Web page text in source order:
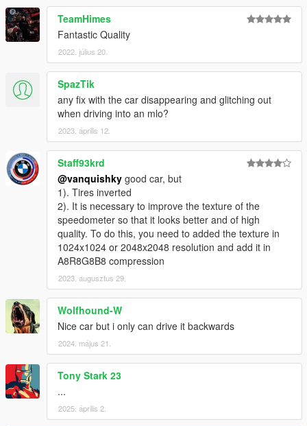
TeamHimes
Fantastic Quality
2022. július 20.
SpazTik
any fix with the car disappearing and glitching out
when driving into an mlo?
2023. április 12.
Staff93krd
@vanquishky good car, but
1). Tires inverted
2). It is necessary to improve the texture of the
speedometer so that it looks better and of high
quality. To do this, you need to added the texture in
1024x1024 or 2048x2048 resolution and add it in
A8R8G8B8 compression
2023. augusztus 29.
Wolfhound-W
Nice car but i only can drive it backwards
2024. május 21.
Tony Stark 23
...
2025. április 2.